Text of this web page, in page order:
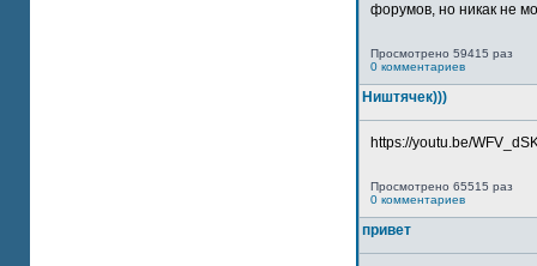
форумов, но никак не
Просмотрено 59415 раз
0 комментариев
Ништячек)))
https://youtu.be/
Просмотрено 65515 раз
0 комментариев
привет